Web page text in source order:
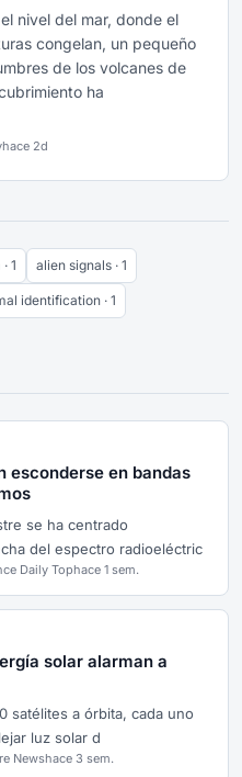
nivel del mar, donde el
congelan, un pequeño
de los volcanes de
ha
hace 2d
1 alien signals · 1
identification · 1
esconderse en bandas
se ha centrado
del espectro radioeléctric
Daily Tophace 1 sem.
solar alarman a
satélites a órbita, cada uno
luz solar d
Newshace 3 sem.